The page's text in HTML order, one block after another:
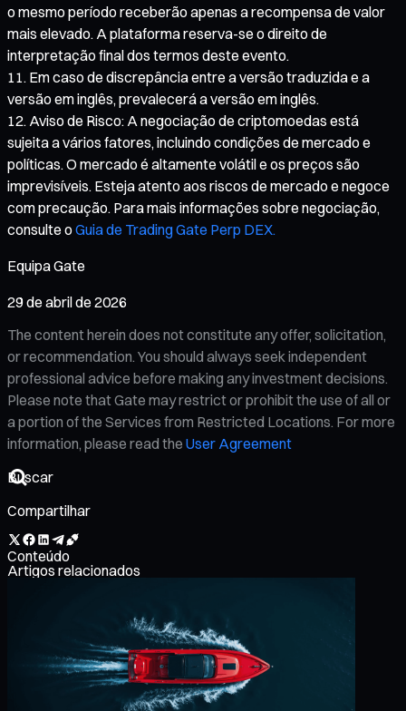
o mesmo período receberão apenas a recompensa de valor
mais elevado. A plataforma reserva-se o direito de
interpretação final dos termos deste evento.
Em caso de discrepância entre a versão traduzida e a
versão em inglês, prevalecerá a versão em inglês.
Aviso de Risco: A negociação de criptomoedas está
sujeita a vários fatores, incluindo condições de mercado e
políticas. O mercado é altamente volátil e os preços são
imprevisíveis. Esteja atento aos riscos de mercado e negoce
com precaução. Para mais informações sobre negociação,
consulte oGuia de Trading Gate Perp DEX.
Equipa Gate
29 de abril de 2026
The content herein does not constitute any offer, solicitation,
or recommendation. You should always seek independent
professional advice before making any investment decisions.
Please note that Gate may restrict or prohibit the use of all or
a portion of the Services from Restricted Locations. For more
information, please read the User Agreement
Compartilhar
Conteúdo
Artigos relacionados